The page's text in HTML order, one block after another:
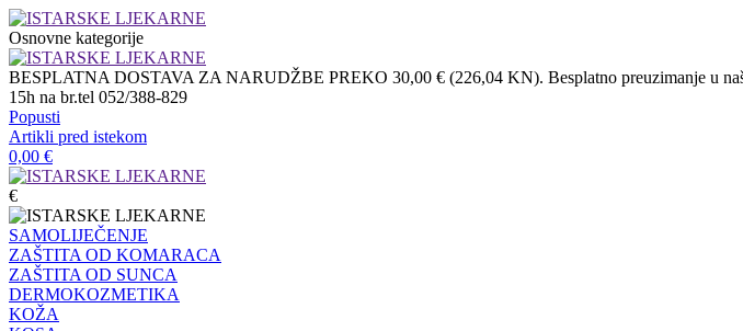
Osnovne kategorije
BESPLATNA DOSTAVA ZA NARUDŽBE PREKO 30,00 € (226,04 KN). Besplatno preuzimanje
15h na br.tel 052/388-829
Popusti
Artikli pred istekom
0,00 €
€
SAMOLIJEČENJE
ZAŠTITA OD KOMARACA
ZAŠTITA OD SUNCA
DERMOKOZMETIKA
KOŽA